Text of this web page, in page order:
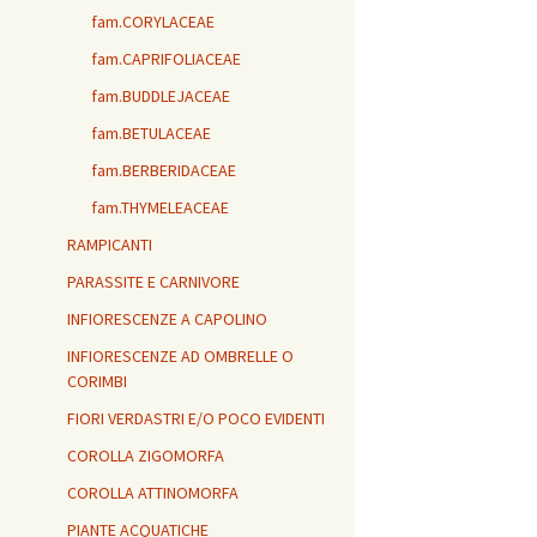
fam.CORYLACEAE
fam.CAPRIFOLIACEAE
fam.BUDDLEJACEAE
fam.BETULACEAE
fam.BERBERIDACEAE
fam.THYMELEACEAE
RAMPICANTI
PARASSITE E CARNIVORE
INFIORESCENZE A CAPOLINO
INFIORESCENZE AD OMBRELLE O
CORIMBI
FIORI VERDASTRI E/O POCO EVIDENTI
COROLLA ZIGOMORFA
COROLLA ATTINOMORFA
PIANTE ACQUATICHE